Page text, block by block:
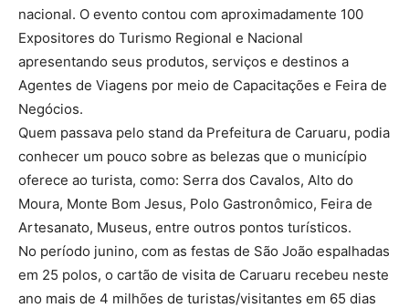
nacional. O evento contou com aproximadamente 100
Expositores do Turismo Regional e Nacional
apresentando seus produtos, serviços e destinos a
Agentes de Viagens por meio de Capacitações e Feira de
Negócios.
Quem passava pelo stand da Prefeitura de Caruaru, podia
conhecer um pouco sobre as belezas que o município
oferece ao turista, como: Serra dos Cavalos, Alto do
Moura, Monte Bom Jesus, Polo Gastronômico, Feira de
Artesanato, Museus, entre outros pontos turísticos.
No período junino, com as festas de São João espalhadas
em 25 polos, o cartão de visita de Caruaru recebeu neste
ano mais de 4 milhões de turistas/visitantes em 65 dias